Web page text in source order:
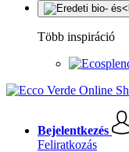
Több inspiráció
Bejelentkezés
Feliratkozás